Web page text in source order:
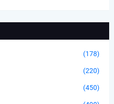
(178)
(220)
(450)